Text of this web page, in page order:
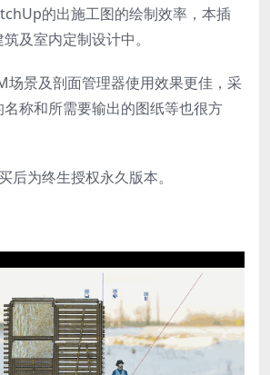
的出施工图的绘制效率，本插
及室内定制设计中。
场景及剖面管理器使用效果更佳，采
称和所需要输出的图纸等也很方
后为终生授权永久版本。